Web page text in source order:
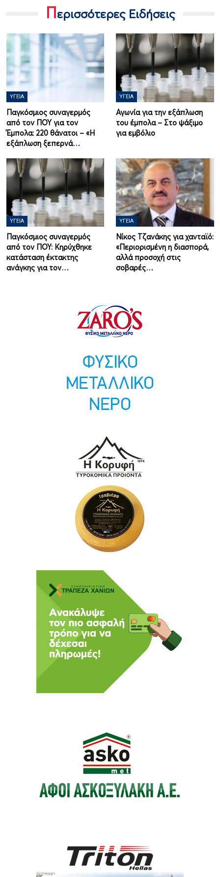
Περισσότερες Ειδήσεις
ΥΓΕΊΑ
Παγκόσμιος συναγερμός
από τον ΠΟΥ για τον
Έμπολα: 220 θάνατοι – «Η
εξάπλωση ξεπερνά…
ΥΓΕΊΑ
Αγωνία για την εξάπλωση
του έμπολα – Στο ψάξιμο
για εμβόλιο
ΥΓΕΊΑ
Παγκόσμιος συναγερμός
από τον ΠΟΥ: Κηρύχθηκε
κατάσταση έκτακτης
ανάγκης για τον…
ΥΓΕΊΑ
Νίκος Τζανάκης για χανταϊό:
«Περιορισμένη η διασπορά,
αλλά προσοχή στις
σοβαρές…